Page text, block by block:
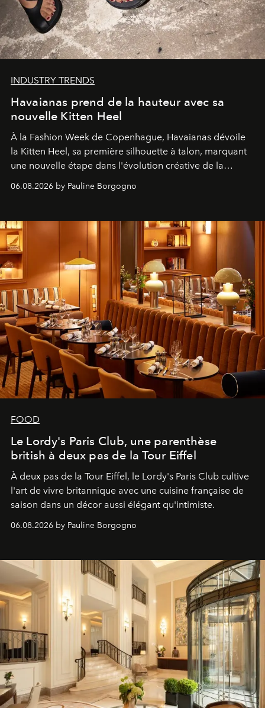
INDUSTRY TRENDS
Havaianas prend de la hauteur avec sa
nouvelle Kitten Heel
À la Fashion Week de Copenhague, Havaianas dévoile
la Kitten Heel, sa première silhouette à talon, marquant
une nouvelle étape dans l'évolution créative de la
06.08.2026 by Pauline Borgogno
FOOD
Le Lordy's Paris Club, une parenthèse
british à deux pas de la Tour Eiffel
À deux pas de la Tour Eiffel, le Lordy's Paris Club cultive
l'art de vivre britannique avec une cuisine française de
saison dans un décor aussi élégant qu'intimiste.
06.08.2026 by Pauline Borgogno